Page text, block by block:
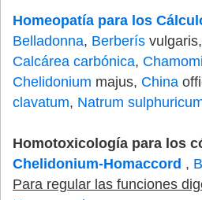
Homeopatía para los
Belladonna, Berberís vulgaris,
Calcárea carbónica,
Chelidonium majus, China
clavatum, Natrum
Homotoxicología para los
Chelidonium-Homaccord ,
Para regular las funciones